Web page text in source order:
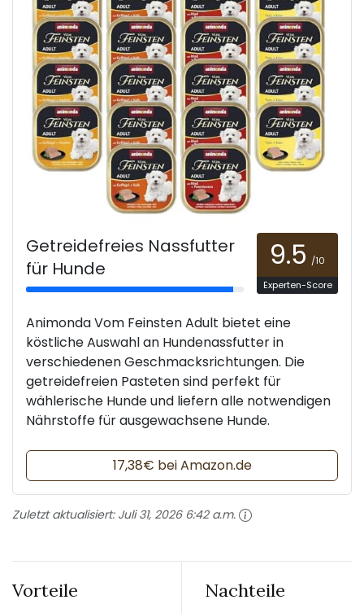
Getreidefreies Nassfutter
für Hunde
9.5 /10
Experten-Score
Animonda Vom Feinsten Adult bietet eine
köstliche Auswahl an Hundenassfutter in
verschiedenen Geschmacksrichtungen. Die
getreidefreien Pasteten sind perfekt für
wählerische Hunde und liefern alle notwendigen
Nährstoffe für ausgewachsene Hunde.
17,38€ bei Amazon.de
Zuletzt aktualisiert: Juli 31, 2026 6:42 a.m.
Vorteile Nachteile